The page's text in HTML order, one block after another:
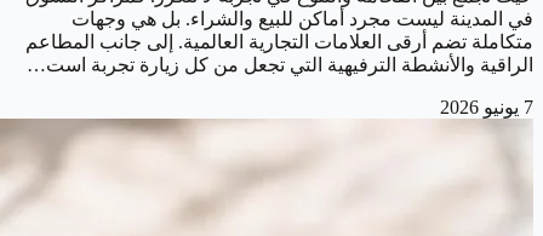
في المدينة ليست مجرد أماكن للبيع والشراء. بل هي وجهات
متكاملة تضم أرقى العلامات التجارية العالمية. إلى جانب المطاعم
الراقية والأنشطة الترفيهية التي تجعل من كل زيارة تجربة است…
7 يونيو 2026